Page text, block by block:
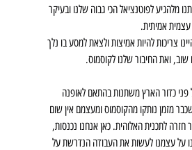
מלהגיע לפוטנציאל הכי גבוה שלנו ובעיקר
אמיתית.
צריכות להיות אמיצות ולצאת למסע בו נלך
ואת החיבור שלנו לקוסמוס.
פני כדור הארץ משתנות בהתאם לאופנה
מזמן נותקו מהקוסמוס ומעצמם אין שום
חזרה לתכנית האלוהית. כאן אנחנו נכנסות,
על עצמנו לעשות את העבודה הנדרשת על